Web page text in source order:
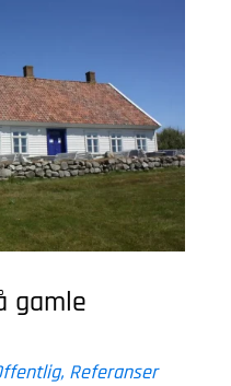
gamle
, Referanser